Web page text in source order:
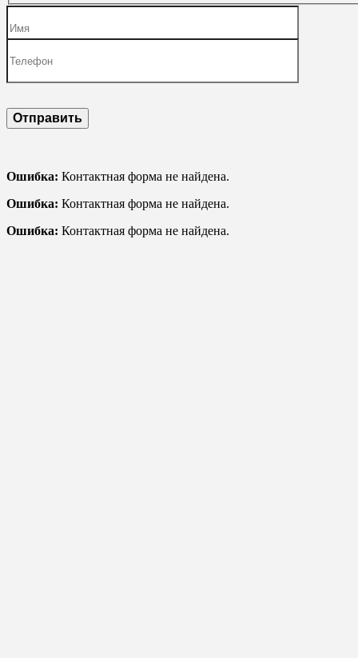
Ошибка: Контактная форма не найдена.
Ошибка: Контактная форма не найдена.
Ошибка: Контактная форма не найдена.